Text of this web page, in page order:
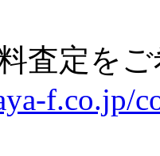
査定を
f.co.jp/